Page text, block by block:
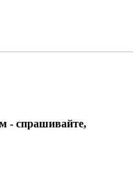
- спрашивайте,